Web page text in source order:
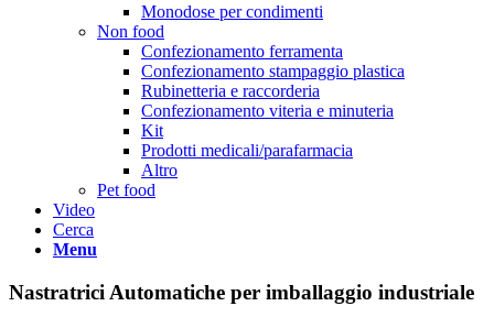
Monodose per condimenti
Non food
Confezionamento ferramenta
Confezionamento stampaggio plastica
Rubinetteria e raccorderia
Confezionamento viteria e minuteria
Kit
Prodotti medicali/parafarmacia
Altro
Pet food
Video
Cerca
Menu
Nastratrici Automatiche per imballaggio industriale